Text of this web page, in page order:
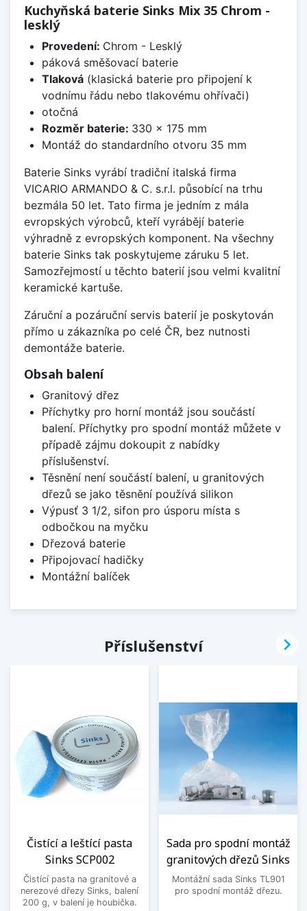
Kuchyňská baterie Sinks Mix 35 Chrom -
lesklý
Provedení: Chrom - Lesklý
páková směšovací baterie
Tlaková(klasická baterie pro připojení k
vodnímu řádu nebo tlakovému ohřívači)
otočná
Rozměr baterie: 330 x 175 mm
Montáž do standardního otvoru 35 mm
Baterie Sinks vyrábí tradiční italská firma
VICARIO ARMANDO & C. s.r.l. působící na trhu
bezmála 50 let. Tato firma je jedním z mála
evropských výrobců, kteří vyrábějí baterie
výhradně z evropských komponent. Na všechny
baterie Sinks tak poskytujeme záruku 5 let.
Samozřejmostí u těchto baterií jsou velmi kvalitní
keramické kartuše.
Záruční a pozáruční servis baterií je poskytován
přímo u zákazníka po celé ČR, bez nutnosti
demontáže baterie.
Obsah balení
Granitový dřez
Příchytky pro horní montáž jsou součástí
balení. Příchytky pro spodní montáž můžete v
případě zájmu dokoupit z nabídky
příslušenství.
Těsnění není součástí balení, u granitových
dřezů se jako těsnění používá silikon
Výpusť 3 1/2, sifon pro úsporu místa s
odbočkou na myčku
Dřezová baterie
Připojovací hadičky
Montážní balíček
Příslušenství
Čistící a leštící pasta
Sinks SCP002
Čistící pasta na granitové a
nerezové dřezy Sinks, balení
200 g, v balení je houbička.
Sada pro spodní montáž
granitových dřezů Sinks
Montážní sada Sinks TL901
pro spodní montáž dřezu.
